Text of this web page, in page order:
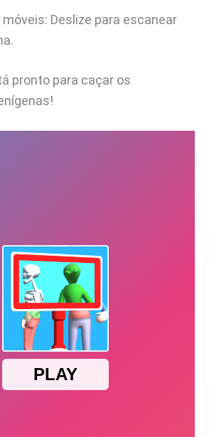
Deslize para escanear
pronto para caçar os